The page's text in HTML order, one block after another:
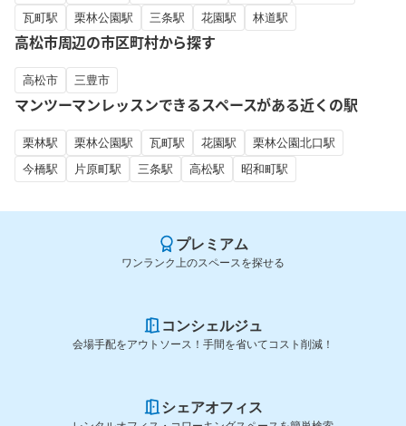
瓦町駅
栗林公園駅 三条駅 花園駅 林道駅
高松市周辺の市区町村から探す
高松市 三豊市
マンツーマンレッスンできるスペースがある近くの駅
栗林駅 栗林公園駅 瓦町駅 花園駅
栗林公園北口駅
今橋駅
片原町駅 三条駅 高松駅 昭和町駅
プレミアム
ワンランク上のスペースを探せる
コンシェルジュ
会場手配をアウトソース！手間を省いてコスト削減！
シェアオフィス